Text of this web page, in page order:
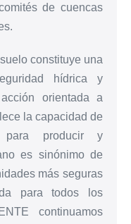
de cuencas
constituye una
hídrica y
orientada a
la capacidad de
para producir y
es sinónimo de
más seguras
para todos los
continuamos